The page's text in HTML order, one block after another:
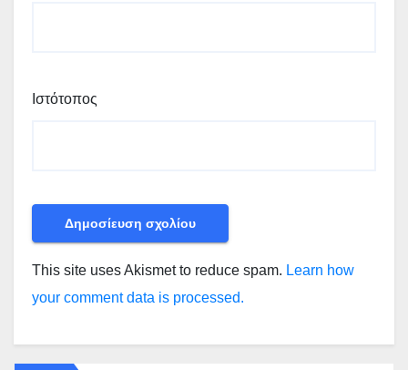
Ιστότοπος
This site uses Akismet to reduce spam. Learn how
your comment data is processed.